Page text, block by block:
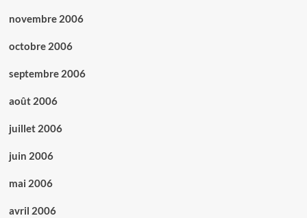
novembre 2006
octobre 2006
septembre 2006
août 2006
juillet 2006
juin 2006
mai 2006
avril 2006